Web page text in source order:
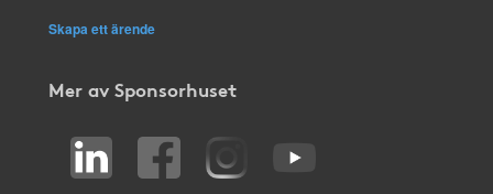
Skapa ett ärende
Mer av Sponsorhuset